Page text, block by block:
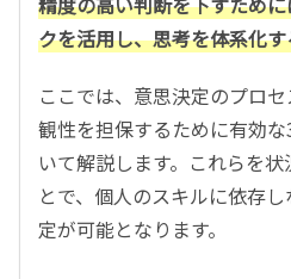
クを活用し、思考を体系化
ここでは、意思決定のプロ
観性を担保するために有効
いて解説します。これらを
とで、個人のスキルに依存
定が可能となります。